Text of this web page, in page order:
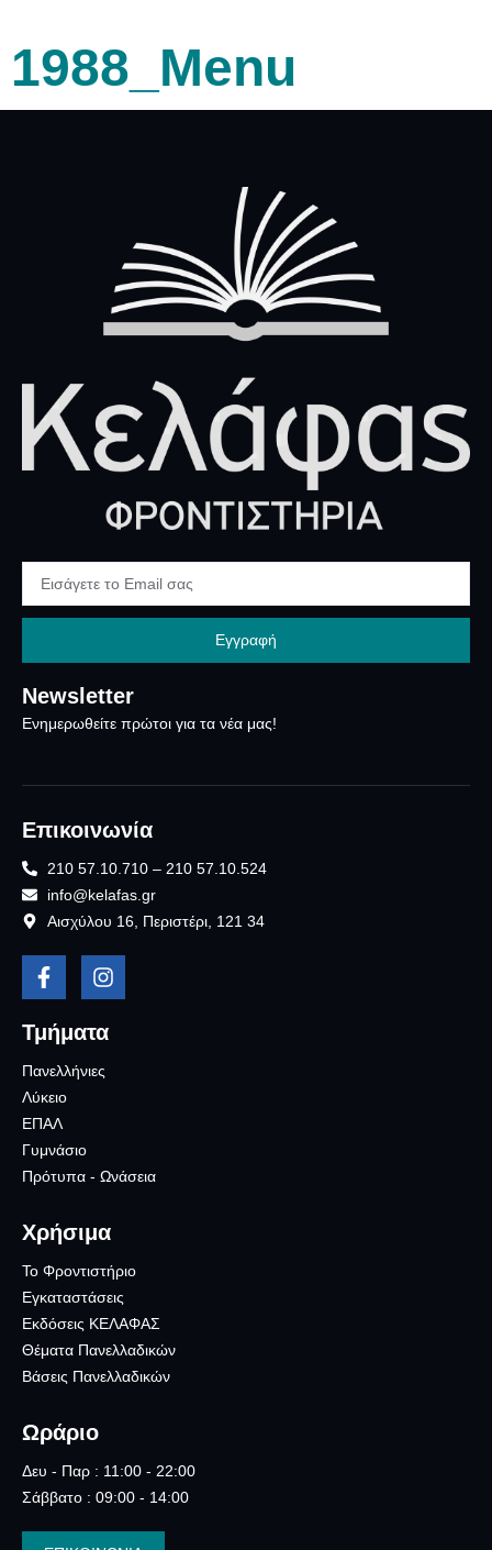
1988_Menu
Newsletter
Ενημερωθείτε πρώτοι για τα νέα μας!
Εγγραφή
Επικοινωνία
210 57.10.710 – 210 57.10.524
info@kelafas.gr
Αισχύλου 16, Περιστέρι, 121 34
Τμήματα
Πανελλήνιες
Λύκειο
ΕΠΑΛ
Γυμνάσιο
Πρότυπα - Ωνάσεια
Χρήσιμα
Το Φροντιστήριο
Εγκαταστάσεις
Εκδόσεις ΚΕΛΑΦΑΣ
Θέματα Πανελλαδικών
Βάσεις Πανελλαδικών
Ωράριο
Δευ - Παρ : 11:00 - 22:00
Σάββατο : 09:00 - 14:00